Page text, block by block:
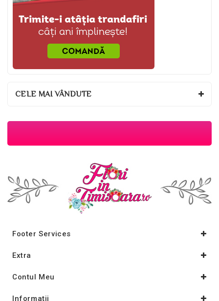
CELE MAI VÂNDUTE
Footer Services
Extra
Contul Meu
Informaţii